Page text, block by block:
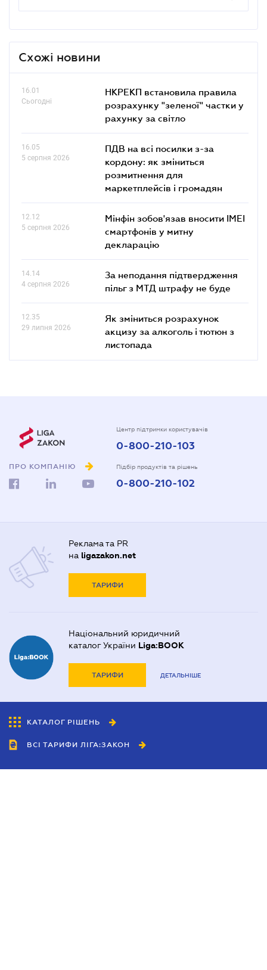
Схожі новини
16.01
Сьогодні
НКРЕКП встановила правила
розрахунку "зеленої" частки у
рахунку за світло
16.05
5 серпня 2026
ПДВ на всі посилки з-за
кордону: як зміниться
розмитнення для
маркетплейсів і громадян
12.12
5 серпня 2026
Мінфін зобов'язав вносити IMEI
смартфонів у митну
декларацію
14.14
4 серпня 2026
За неподання підтвердження
пільг з МТД штрафу не буде
12.35
29 липня 2026
Як зміниться розрахунок
акцизу за алкоголь і тютюн з
листопада
ПРО КОМПАНІЮ
Центр підтримки користувачів
0-800-210-103
Підбір продуктів та рішень
0-800-210-102
Реклама та PR
на ligazakon.net
ТАРИФИ
Національний юридичний
каталог України Liga:BOOK
ТАРИФИ ДЕТАЛЬНІШЕ
КАТАЛОГ РІШЕНЬ
ВСІ ТАРИФИ ЛІГА:ЗАКОН